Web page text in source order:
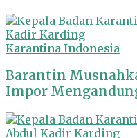
Karantina Indonesia
Barantin
Impor